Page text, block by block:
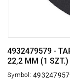
4932479579 -
22,2 MM (1 SZT.)
Symbol: